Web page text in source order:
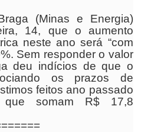
(Minas e Energia)
14, que o aumento
neste ano será “com
Sem responder o valor
deu indícios de que o
os prazos de
feitos ano passado
que somam R$ 17,8